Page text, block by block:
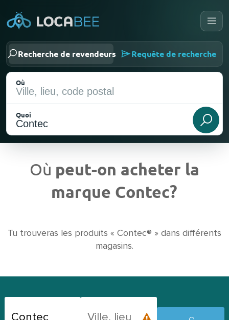
Recherche de revendeurs Requête de recherche
Où
Quoi
Emplacement actuel
Où peut-on acheter la
marque Contec?
Tu trouveras les produits « Contec® » dans différents
magasins.